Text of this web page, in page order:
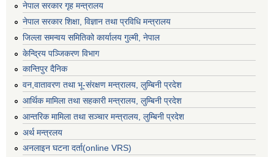
नेपाल सरकार गृह मन्त्रालय
नेपाल सरकार शिक्षा, विज्ञान तथा प्रविधि मन्त्रालय
जिल्ला समन्वय समितिको कार्यालय गुल्मी, नेपाल
केन्द्रिय पञ्जिकरण विभाग
कान्तिपुर दैनिक
वन,वातावरण तथा भू-संरक्षण मन्त्रालय, लुम्बिनी प्रदेश
आर्थिक मामिला तथा सहकारी मन्त्रालय, लुम्बिनी प्रदेश
आन्तरिक मामिला तथा सञ्चार मन्त्रालय, लुम्बिनी प्रदेश
अर्थ मन्त्रलय
अनलाइन घटना दर्ता(online VRS)